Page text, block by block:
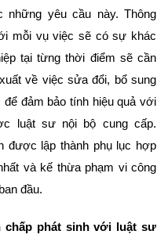
yêu cầu này. Thông
mỗi vụ việc sẽ có sự khác
tại từng thời điểm sẽ cần
về việc sửa đổi, bổ sung
đảm bảo tính hiệu quả với
luật sư nội bộ cung cấp.
được lập thành phụ lục hợp
và kế thừa phạm vi công
đầu.
chấp phát sinh với luật sư